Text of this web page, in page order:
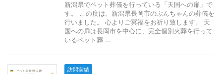
新潟県でペット葬儀を行っている「天国への扉」で
す。 この度は、新潟県長岡市のぶんちゃんの葬儀を
行いました。 心よりご冥福をお祈り致します。 天
国への扉は長岡市を中心に、完全個別火葬を行って
いるペット葬 ...
訪問実績